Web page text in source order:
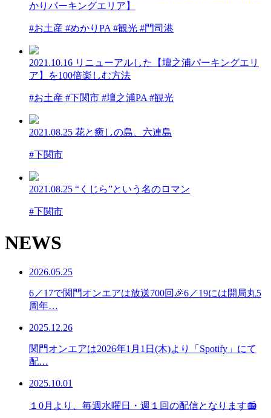
かりパーキングエリア】
#お土産 #めかりPA #観光 #門司港
2021.10.16 リニューアルした【壇之浦パーキングエリ
ア】を100倍楽しむ方法
#お土産 #下関市 #壇之浦PA #観光
2021.08.25 花と癒しの島、六連島
#下関市
2021.08.25 “くじら”という名のロマン
#下関市
NEWS
2026.05.25
6／17で関門オンエアは放送700回🎉6／19には開局丸5
周年…
2025.12.26
関門オンエアは2026年1月1日(木)より「Spotify」にて
配…
2025.10.01
１0月より、毎週水曜日・週１回の配信となります📻